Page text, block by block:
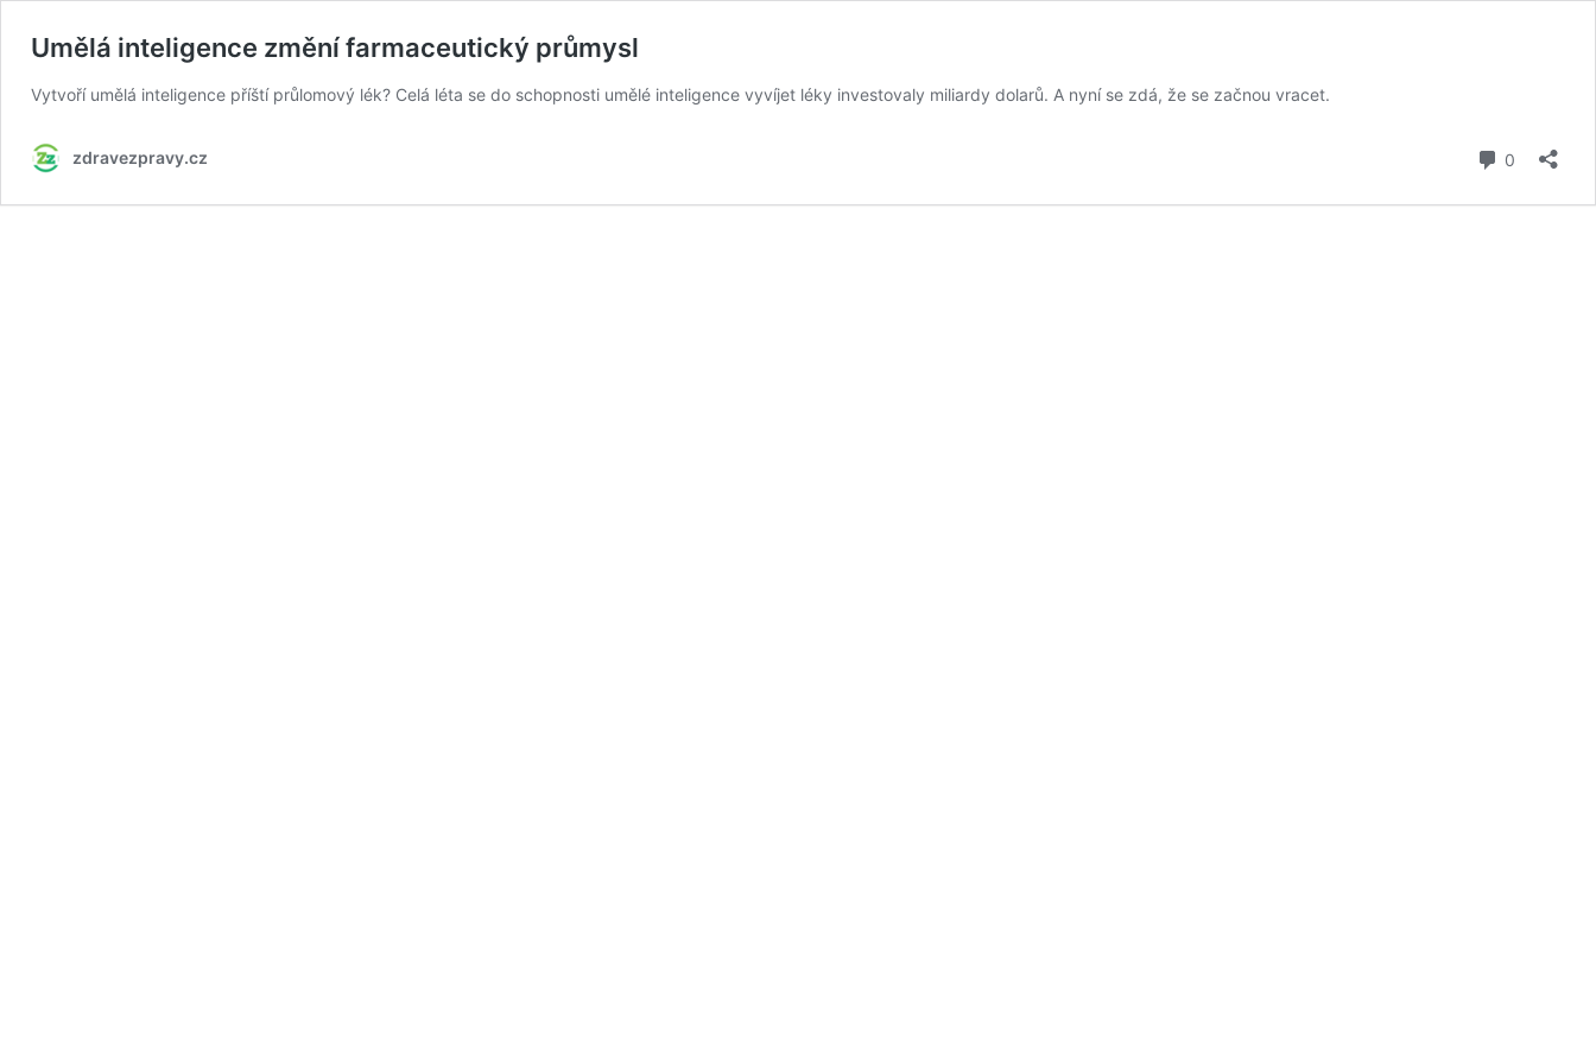
Umělá inteligence změní farmaceutický průmysl
Vytvoří umělá inteligence příští průlomový lék? Celá léta se do schopnosti umělé inteligence vyvíjet léky investovaly miliardy dolarů. A nyní se zdá, že se začnou vracet.
zdravezpravy.cz 0 komentářů